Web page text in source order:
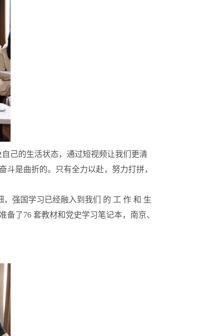
己的生活状态，通过短视频让我们更清
是曲折的。只有全力以赴，努力打拼，
强国学习已经融入到我们 的 工 作 和 生
了76 套教材和党史学习笔记本，南京、